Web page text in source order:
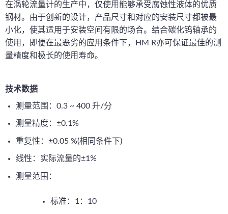
在涡轮流量计的生产中，仅使用能够承受腐蚀性液体的优质
钢材。由于创新的设计，产品尺寸和对应的安装尺寸都被最
小化，使其适用于安装空间有限的场合。结合碳化钨轴承的
使用，即便在最恶劣的应用条件下，HM R亦可保证最佳的测
量精度和极长的使用寿命。
技术数据
测量范围：0.3 ~ 400 升/分
测量精度：±0.1%
重复性：±0.05 %(相同条件下)
线性：实际流量的±1%
测量范围：
标准：1：10